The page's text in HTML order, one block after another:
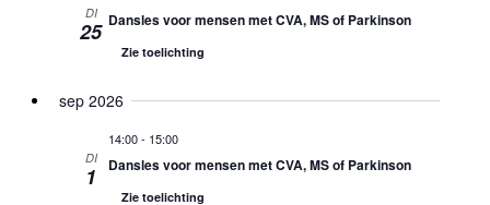
DI
25 Dansles voor mensen met CVA, MS of Parkinson
Zie toelichting
sep 2026
DI
1
14:00- 15:00
Dansles voor mensen met CVA, MS of Parkinson
Zie toelichting